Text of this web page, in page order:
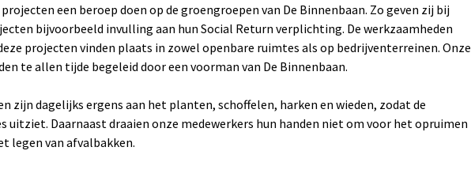
een beroep doen op de groengroepen van De Binnenbaan. Zo geven zij bij
bijvoorbeeld invulling aan hun Social Return verplichting. De werkzaamheden
projecten vinden plaats in zowel openbare ruimtes als op bedrijventerreinen. Onze
te allen tijde begeleid door een voorman van De Binnenbaan.
zijn dagelijks ergens aan het planten, schoffelen, harken en wieden, zodat de
uitziet. Daarnaast draaien onze medewerkers hun handen niet om voor het opruimen
legen van afvalbakken.